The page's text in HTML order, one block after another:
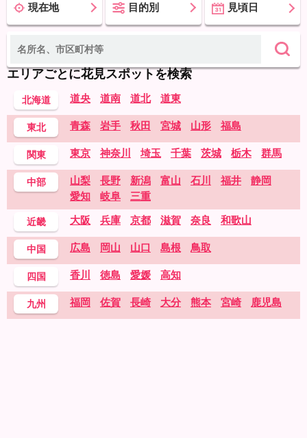
現在地 目的別 見頃日
エリアごとに花見スポットを検索
北海道 道央 道南 道北 道東
東北 青森 岩手 秋田 宮城 山形 福島
関東 東京 神奈川 埼玉 千葉 茨城 栃木 群馬
中部 山梨 長野 新潟 富山 石川 福井
静岡
愛知
岐阜 三重
近畿 大阪 兵庫 京都 滋賀 奈良 和歌山
中国 広島 岡山 山口 島根 鳥取
四国 香川 徳島 愛媛 高知
九州 福岡 佐賀 長崎 大分 熊本 宮崎 鹿児島